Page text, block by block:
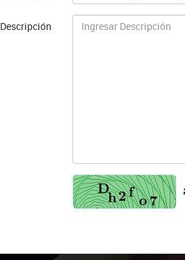
Descripción